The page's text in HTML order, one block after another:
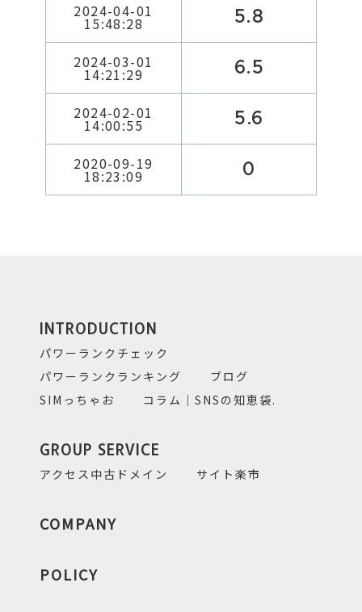
2024-04-01
15:48:28 5.8
2024-03-01
14:21:29 6.5
2024-02-01
14:00:55 5.6
2020-09-19
18:23:09 0
INTRODUCTION
パワーランクチェック
パワーランクランキング
ブログ
SIMっちゃお
コラム｜SNSの知恵袋.
GROUP SERVICE
アクセス中古ドメイン サイト楽市
COMPANY
POLICY